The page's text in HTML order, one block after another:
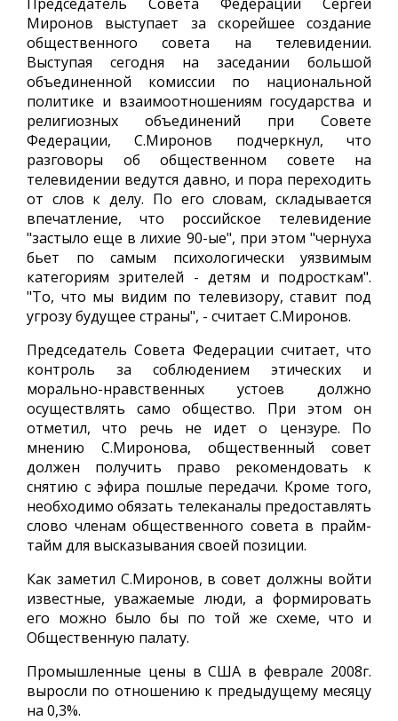
Миронов выступает за скорейшее создание
общественного совета на телевидении.
Выступая сегодня на заседании большой
объединенной комиссии по национальной
политике и взаимоотношениям государства и
религиозных объединений при Совете
Федерации, С.Миронов подчеркнул, что
разговоры об общественном совете на
телевидении ведутся давно, и пора переходить
от слов к делу. По его словам, складывается
впечатление, что российское телевидение
"застыло еще в лихие 90-ые", при этом "чернуха
бьет по самым психологически уязвимым
категориям зрителей - детям и подросткам".
"То, что мы видим по телевизору, ставит под
угрозу будущее страны", - считает С.Миронов.
Председатель Совета Федерации считает, что
контроль за соблюдением этических и
морально-нравственных устоев должно
осуществлять само общество. При этом он
отметил, что речь не идет о цензуре. По
мнению С.Миронова, общественный совет
должен получить право рекомендовать к
снятию с эфира пошлые передачи. Кроме того,
необходимо обязать телеканалы предоставлять
слово членам общественного совета в прайм-
тайм для высказывания своей позиции.
Как заметил С.Миронов, в совет должны войти
известные, уважаемые люди, а формировать
его можно было бы по той же схеме, что и
Общественную палату.
Промышленные цены в США в феврале 2008г.
выросли по отношению к предыдущему месяцу
на 0,3%.